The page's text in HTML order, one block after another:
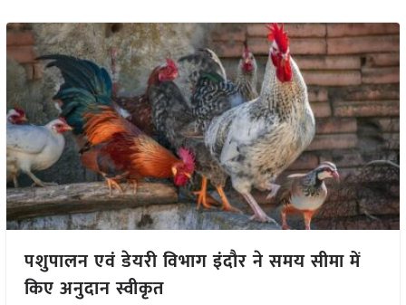
पशुपालन एवं डेयरी विभाग इंदौर ने समय सीमा में
किए अनुदान स्वीकृत